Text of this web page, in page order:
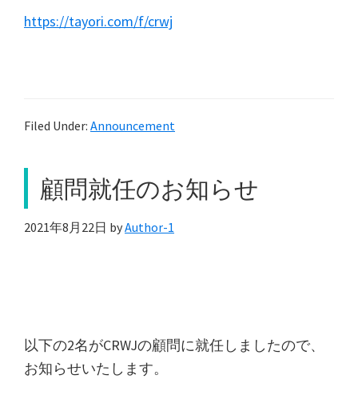
https://tayori.com/f/crwj
Filed Under: Announcement
顧問就任のお知らせ
2021年8月22日 byAuthor-1
以下の2名がCRWJの顧問に就任しましたので、
お知らせいたします。